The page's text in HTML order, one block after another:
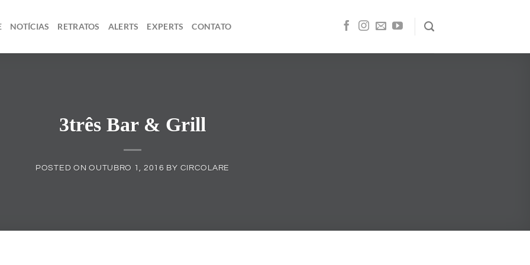
NOTÍCIAS RETRATOS ALERTS EXPERTS CONTATO
3três Bar & Grill
POSTED ONOUTUBRO 1, 2016 BY CIRCOLARE